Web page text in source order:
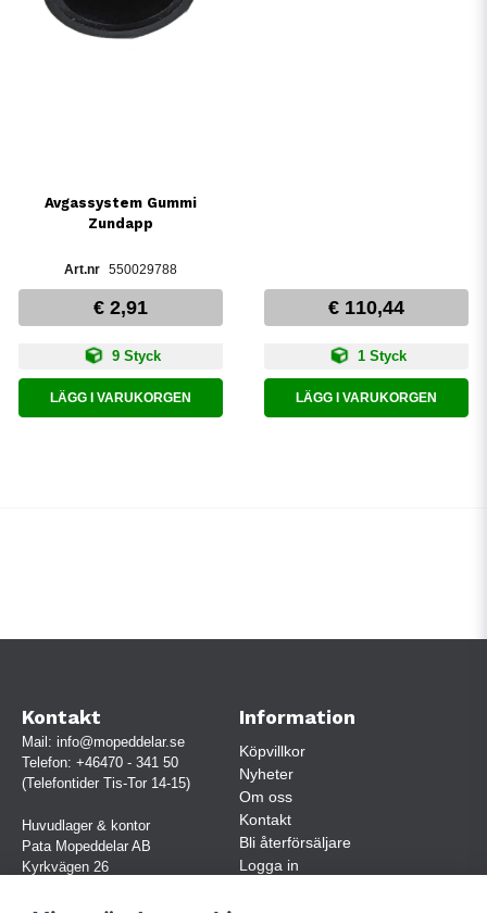
Avgassystem Gummi
Zundapp
550029788
€ 2,91
9 Styck
LÄGG I VARUKORGEN
€ 110,44
1 Styck
LÄGG I VARUKORGEN
Kontakt
Mail: info@mopeddelar.se
Telefon: +46470 - 341 50
(Telefontider Tis-Tor 14-15)
Huvudlager & kontor
Pata Mopeddelar AB
Kyrkvägen 26
(OBS. Endast förbokade besök)
Information
Köpvillkor
Nyheter
Om oss
Kontakt
Bli återförsäljare
Logga in